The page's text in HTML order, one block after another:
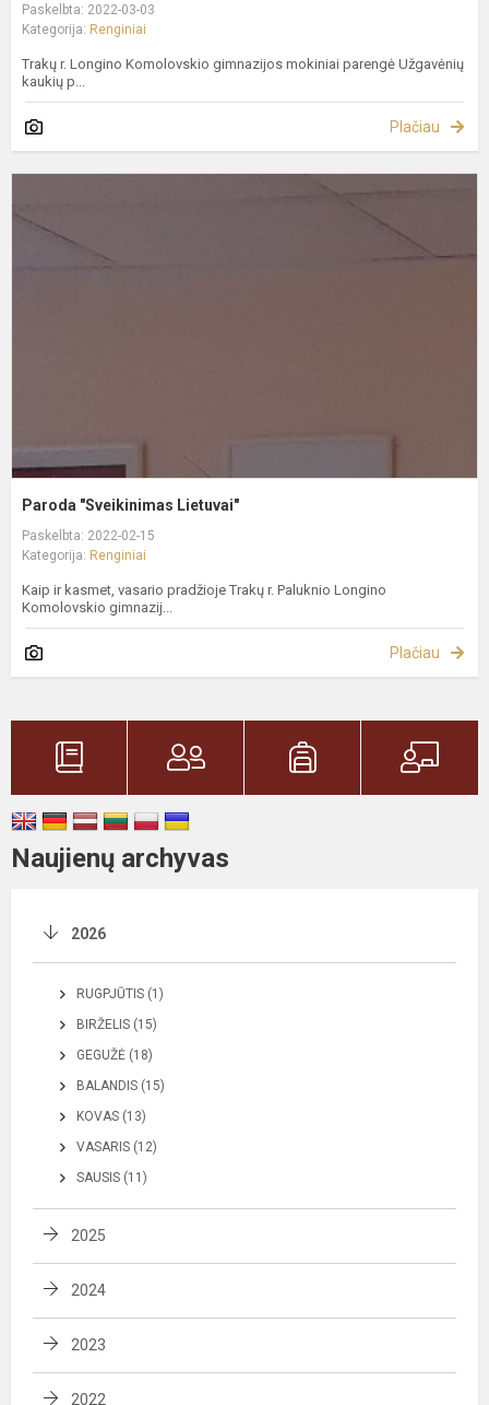
Paskelbta: 2022-03-03
Kategorija: Renginiai
Trakų r. Longino Komolovskio gimnazijos mokiniai parengė Užgavėnių
kaukių p...
Plačiau
Paroda "Sveikinimas Lietuvai"
Paskelbta: 2022-02-15
Kategorija: Renginiai
Kaip ir kasmet, vasario pradžioje Trakų r. Paluknio Longino
Komolovskio gimnazij...
Plačiau
Naujienų archyvas
2026
RUGPJŪTIS (1)
BIRŽELIS (15)
GEGUŽĖ (18)
BALANDIS (15)
KOVAS (13)
VASARIS (12)
SAUSIS (11)
2025
2024
2023
2022